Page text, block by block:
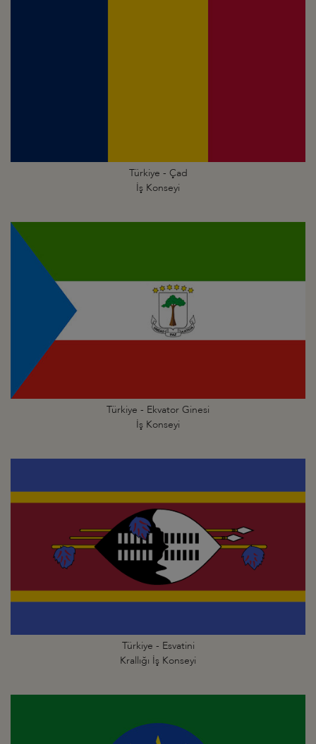
Türkiye - Çad
İş Konseyi
Türkiye - Ekvator Ginesi
İş Konseyi
Türkiye - Esvatini
Krallığı İş Konseyi